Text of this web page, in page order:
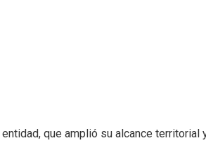
que amplió su alcance territorial